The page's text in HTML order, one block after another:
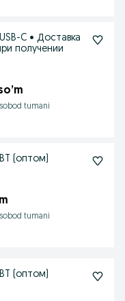
C • Доставка
получении
tumani
JBL Tune 720BT (оптом)
tumani
JBL Tune 520BT (оптом)